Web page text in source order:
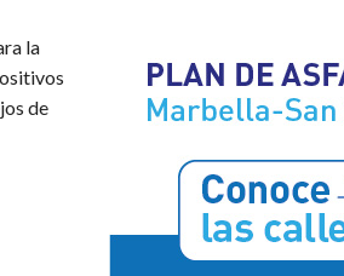
la
de